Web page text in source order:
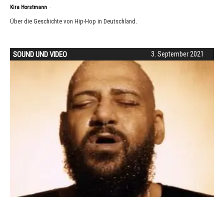
Kira Horstmann -
Über die Geschichte von Hip-Hop in Deutschland.
3. September 2021
SOUND UND VIDEO